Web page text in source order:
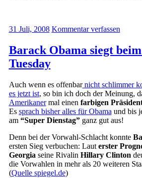
31 Juli, 2008 Kommentar verfassen
Barack Obama siegt
Tuesday
Auch wenn es offenbarnicht schlimmer
es jetzt ist, so bin ich doch der Meinung,
Amerikanermal einen farbigen
Es sprach bisher alles für Obama und bis
am “Super Dienstag”ganz gut aus!
Denn bei der Vorwahl-Schlacht konnte
ersten Sieg verbuchen: Laut erster
Georgia seine Rivalin Hillary Clinton
die Vorwahlen in mehr als 20 weiteren
(Quelle spiegel.de)